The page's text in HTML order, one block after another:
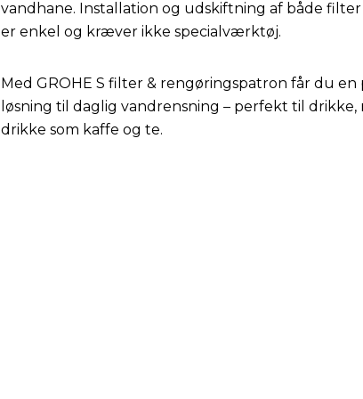
vandhane. Installation og udskiftning af både
er enkel og kræver ikke specialværktøj.
Med GROHE S filter & rengøringspatron får du
løsning til daglig vandrensning – perfekt til
drikke som kaffe og te.